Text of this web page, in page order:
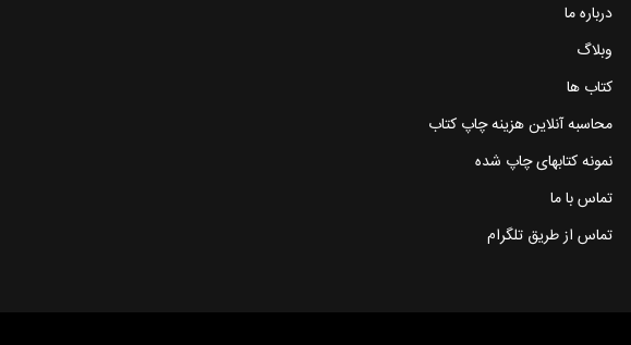
درباره ما
وبلاگ
کتاب ها
محاسبه آنلاین هزینه چاپ کتاب
نمونه کتابهای چاپ شده
تماس با ما
تماس از طریق تلگرام